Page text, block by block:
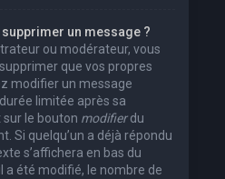
un message ?
ou modérateur, vous
que vos propres
modifier un message
limitée après sa
le bouton modifierdu
Si quelqu’un a déjà répondu
s’affichera en bas du
a été modifié, le nombre de